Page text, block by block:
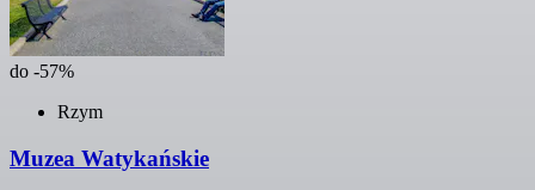
do -57%
Rzym
Muzea Watykańskie